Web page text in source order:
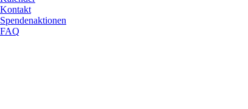
Kontakt
Spendenaktionen
FAQ